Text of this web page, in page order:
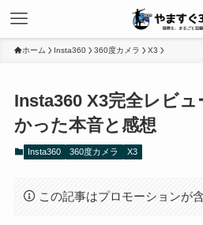
ホーム Insta360 360度カメラ X3
Insta360 X3完全レビ
かった本音と感想
Insta360 360度カメラ X3
この記事はプロモーションが